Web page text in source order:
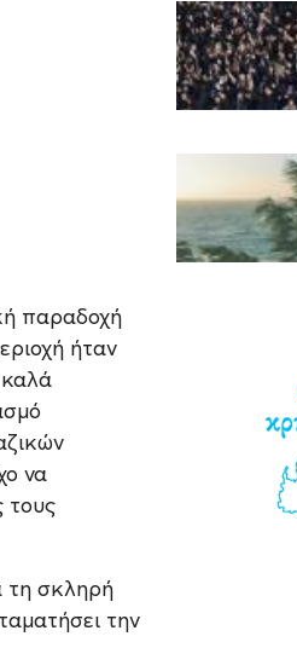
παραδοχή
ήταν
καλά
να
τους
τη σκληρή
την